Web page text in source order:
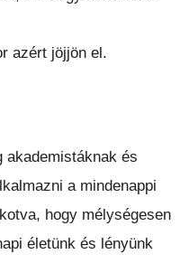
azért jöjjön el.
akademistáknak és
a mindenappi
hogy mélységesen
életünk és lényünk